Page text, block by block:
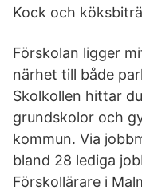
Kock och
Förskolan ligger
närhet till både
Skolkollen hittar
grundskolor och
kommun. Via
bland 28 lediga
Förskollärare i